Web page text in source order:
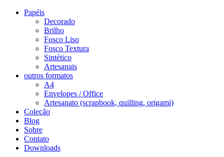
Papéis
Decorado
Brilho
Fosco Liso
Fosco Textura
Sintético
Artesanais
outros formatos
A4
Envelopes / Office
Artesanato (scrapbook, quilling, origami)
Coleção
Blog
Sobre
Contato
Downloads